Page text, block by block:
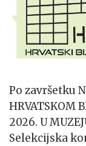
Po završetku
HRVATSKOM
2026. U
Selekcijska